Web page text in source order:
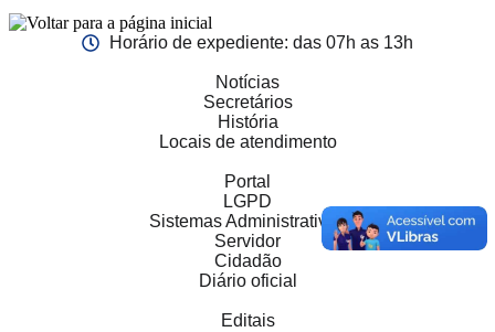
Horário de expediente: das 07h as 13h
Notícias
Secretários
História
Locais de atendimento
Portal
LGPD
Sistemas Administrativos
Servidor
Cidadão
Diário oficial
Editais